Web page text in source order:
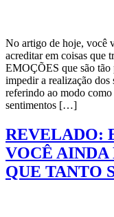
No artigo de hoje, você
acreditar em coisas que
EMOÇÕES que são tão
impedir a realização dos
referindo ao modo
sentimentos […]
REVELADO:
VOCÊ AINDA
QUE TANTO